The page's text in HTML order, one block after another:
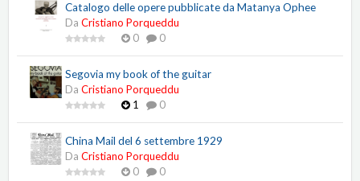
Catalogo delle opere pubblicate da Matanya Ophee
Da Cristiano Porqueddu
0
0
Segovia my book of the guitar
Da Cristiano Porqueddu
1
0
China Mail del 6 settembre 1929
Da Cristiano Porqueddu
0
0